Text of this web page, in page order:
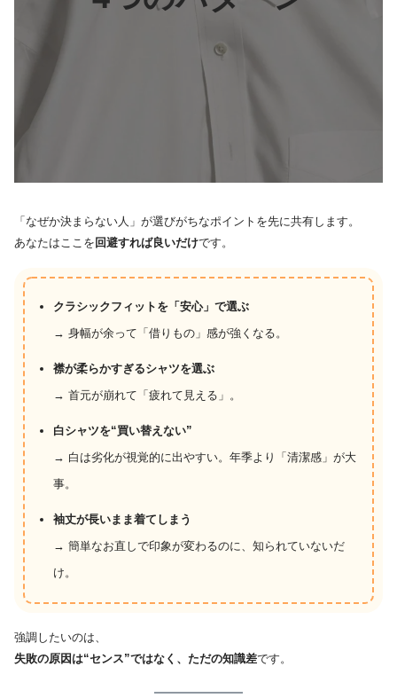
「なぜか決まらない人」が選びがちなポイントを先に共有します。
あなたはここを 回避すれば良いだけです。
クラシックフィットを「安心」で選ぶ
→ 身幅が余って「借りもの」感が強くなる。
襟が柔らかすぎるシャツを選ぶ
→ 首元が崩れて「疲れて見える」。
白シャツを“買い替えない”
→ 白は劣化が視覚的に出やすい。年季より「清潔感」が大
事。
袖丈が長いまま着てしまう
→ 簡単なお直しで印象が変わるのに、知られていないだ
け。
強調したいのは、
失敗の原因は“センス”ではなく、ただの知識差です。